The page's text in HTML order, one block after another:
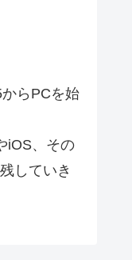
らPCを始
iOS、その
していき